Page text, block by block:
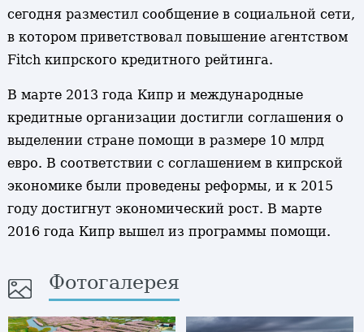
сегодня разместил сообщение в социальной сети,
в котором приветствовал повышение агентством
Fitch кипрского кредитного рейтинга.
В марте 2013 года Кипр и международные
кредитные организации достигли соглашения о
выделении стране помощи в размере 10 млрд
евро. В соответствии с соглашением в кипрской
экономике были проведены реформы, и к 2015
году достигнут экономический рост. В марте
2016 года Кипр вышел из программы помощи.
Фотогалерея